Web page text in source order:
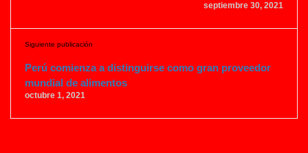
septiembre 30, 2021
Siguiente publicación
Perú comienza a distinguirse como gran proveedor
mundial de alimentos
octubre 1, 2021